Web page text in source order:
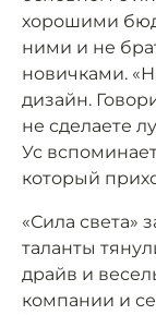
хорошими
ними и не
новичками.
дизайн.
не сделаете
Ус
который
«Сила света»
таланты
драйв и
компании и